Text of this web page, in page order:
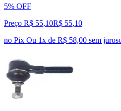
5% OFF
Preço R$ 55,10R$ 55,10
no Pix Ou 1x de R$ 58,00 sem juros